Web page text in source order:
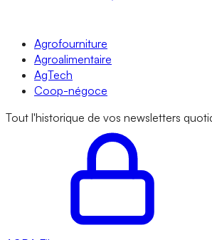
Agrofourniture
Agroalimentaire
AgTech
Coop-négoce
Tout l'historique de vos newsletters